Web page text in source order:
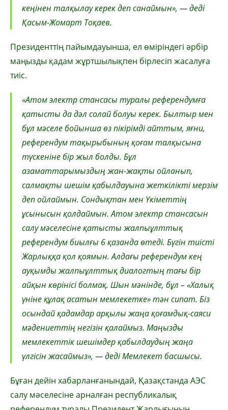
кеңінен талқылау керек деп санаймын», — деді
Қасым-Жомарт Тоқаев.
Президенттің пайымдауынша, ел өміріндегі әрбір
маңызды қадам жұртшылықпен бірлесіп жасалуға
тиіс.
«Атом электр стансасы туралы референдумға
қатысты да дәл солай болуы керек. Былтыр мен
бұл мәселе бойынша өз пікірімді айттым, яғни,
референдум тақырыбының қоғам талқысына
түскеніне бір жыл болды. Бұл
азаматтарымыздың жан-жақты ойланып,
салмақты шешім қабылдауына жеткілікті мерзім
деп ойлаймын. Сондықтан мен Үкіметтің
ұсынысын қолдаймын. Атом электр стансасын
салу мәселесіне қатысты жалпыұлттық
референдум биылғы 6 қазанда өтеді. Бүгін тиісті
Жарлыққа қол қоямын. Алдағы референдум кең
ауқымды жалпыұлттық диалогтың тағы бір
айқын көрінісі болмақ. Шын мәнінде, бұл – «Халық
үніне құлақ асатын мемлекетке» тән сипат. Біз
осындай қадамдар арқылы жаңа қоғамдық-саяси
мәдениеттің негізін қалаймыз. Маңызды
мемлекеттік шешімдер қабылдаудың жаңа
үлгісін жасаймыз», — деді Мемлекет басшысы.
Бұған дейін хабарланғанындай, Қазақстанда АЭС
салу мәселесіне арналған республикалық